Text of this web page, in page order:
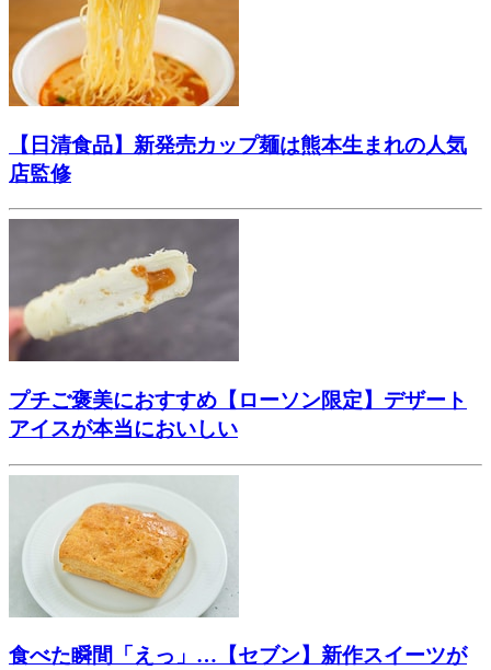
【日清食品】新発売カップ麺は熊本生まれの人気
店監修
プチご褒美におすすめ【ローソン限定】デザート
アイスが本当においしい
食べた瞬間「えっ」…【セブン】新作スイーツが